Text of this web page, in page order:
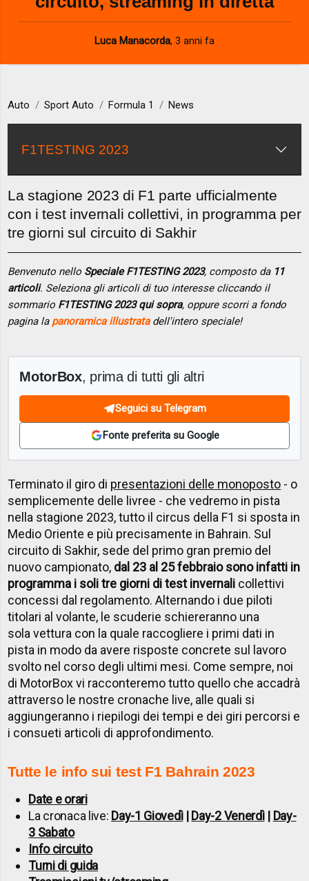
Luca Manacorda, 3 anni fa
Auto Sport Auto Formula 1 News
F1TESTING 2023
La stagione 2023 di F1 parte ufficialmente
con i test invernali collettivi, in programma per
tre giorni sul circuito di Sakhir
Benvenuto nello Speciale F1TESTING 2023, composto da 11
articoli. Seleziona gli articoli di tuo interesse cliccando il
sommario F1TESTING 2023 qui sopra, oppure scorri a fondo
pagina la panoramica illustratadell'intero speciale!
MotorBox, prima di tutti gli altri
Seguici su Telegram
Fonte preferita su Google
Terminato il giro di presentazioni delle monoposto - o
semplicemente delle livree - che vedremo in pista
nella stagione 2023, tutto il circus della F1 si sposta in
Medio Oriente e più precisamente in Bahrain. Sul
circuito di Sakhir, sede del primo gran premio del
nuovo campionato, dal 23 al 25 febbraio sono infatti in
programma i soli tre giorni di test invernali collettivi
concessi dal regolamento. Alternando i due piloti
titolari al volante, le scuderie schiereranno una
sola vettura con la quale raccogliere i primi dati in
pista in modo da avere risposte concrete sul lavoro
svolto nel corso degli ultimi mesi. Come sempre, noi
di MotorBox vi racconteremo tutto quello che accadrà
attraverso le nostre cronache live, alle quali si
aggiungeranno i riepilogi dei tempi e dei giri percorsi e
i consueti articoli di approfondimento.
Tutte le info sui test F1 Bahrain 2023
Date e orari
La cronaca live: Day-1 Giovedì| Day-2 Venerdì| Day-
3 Sabato
Info circuito
Turni di guida